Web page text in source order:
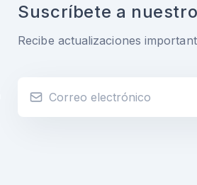
Suscríbete a
Recibe actualizaciones